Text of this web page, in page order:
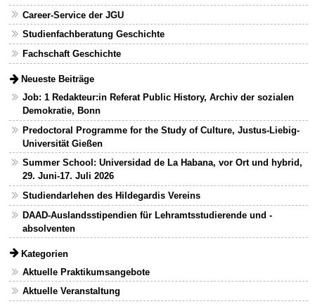
Career-Service der JGU
Studienfachberatung Geschichte
Fachschaft Geschichte
Neueste Beiträge
Job: 1 Redakteur:in Referat Public History, Archiv der sozialen
Demokratie, Bonn
Predoctoral Programme for the Study of Culture, Justus-Liebig-
Universität Gießen
Summer School: Universidad de La Habana, vor Ort und hybrid,
29. Juni-17. Juli 2026
Studiendarlehen des Hildegardis Vereins
DAAD-Auslandsstipendien für Lehramtsstudierende und -
absolventen
Kategorien
Aktuelle Praktikumsangebote
Aktuelle Veranstaltung